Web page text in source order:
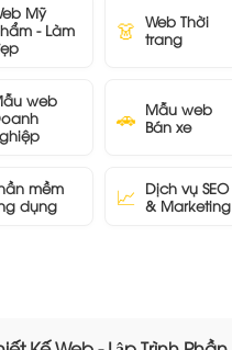
Mỹ
- Làm
👗 Web Thời
trang
web
🚗 Mẫu web
Bán xe
mềm
dụng
📈
Dịch vụ SEO
& Marketing